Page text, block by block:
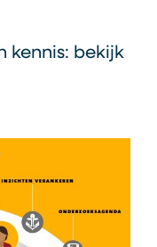
kennis: bekijk